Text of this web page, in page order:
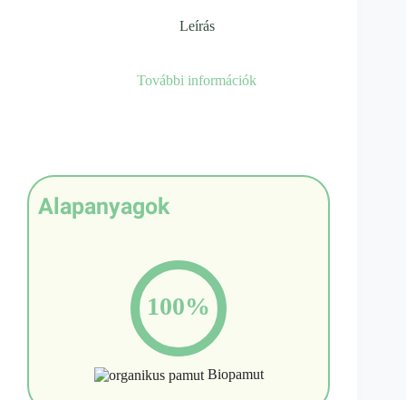
Leírás
További információk
Alapanyagok
100%
Biopamut